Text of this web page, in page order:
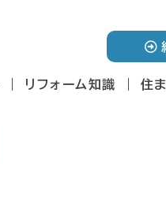
リフォーム知識 住